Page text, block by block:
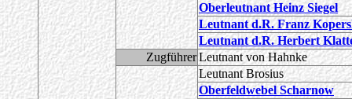
Oberleutnant Heinz Siegel
Leutnant d.R. Franz
Leutnant d.R. Herbert
ZugführerLeutnant von Hahnke
Leutnant Brosius
Oberfeldwebel Scharnow